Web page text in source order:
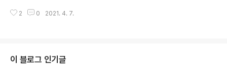
듭니다. 물론 직접 찾아와야 되지만 가게가 집과 가까운 편
에도 시켜보았습니다. 달달한 스테이크 소스 맛이 좋더라
고요. 지난번엔 블랙 알리오 에지를 1,000원 더 주고 선택
2 0 2021. 4. 7.
이 블로그 인기글